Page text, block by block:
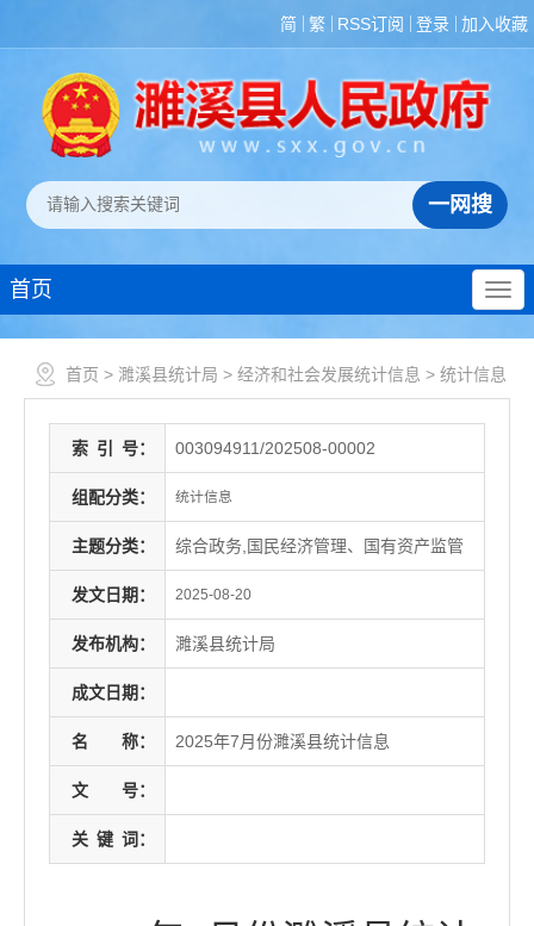
简 繁 RSS订阅 登录 加入收藏
首页
首页 > 濉溪县统计局 > 经济和社会发展统计信息 > 统计信息
索 引 号： 003094911/202508-00002
组配分类： 统计信息
主题分类： 综合政务,国民经济管理、国有资产监管
发文日期： 2025-08-20
发布机构： 濉溪县统计局
成文日期：
名 称： 2025年7月份濉溪县统计信息
文 号：
关 键 词：